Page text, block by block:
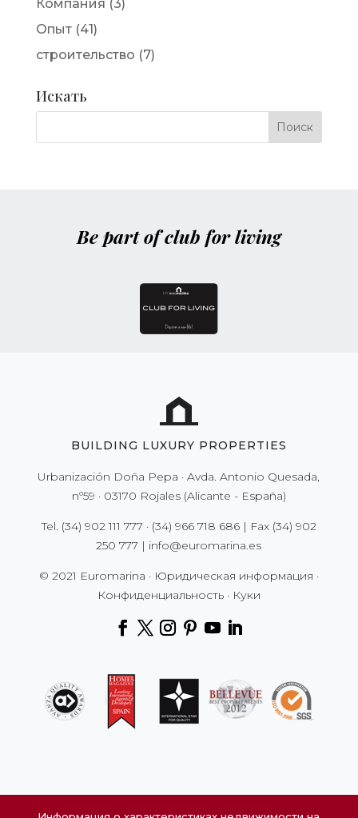
Компания (3)
Опыт(41)
строительство (7)
Искать
Be part of club for living
BUILDING LUXURY PROPERTIES
Urbanización Doña Pepa · Avda. Antonio Quesada,
nº59 · 03170 Rojales (Alicante - España)
Tel. (34) 902 111 777 · (34) 966 718 686| Fax (34) 902
250 777 | info@euromarina.es
© 2021 Euromarina · Юридическая информация ·
Конфиденциальность· Куки